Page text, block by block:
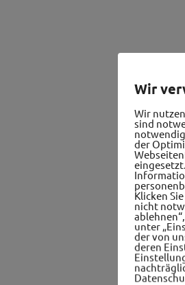
Wir
Wir
sind
der
Klicken
nicht
unter
der von
deren